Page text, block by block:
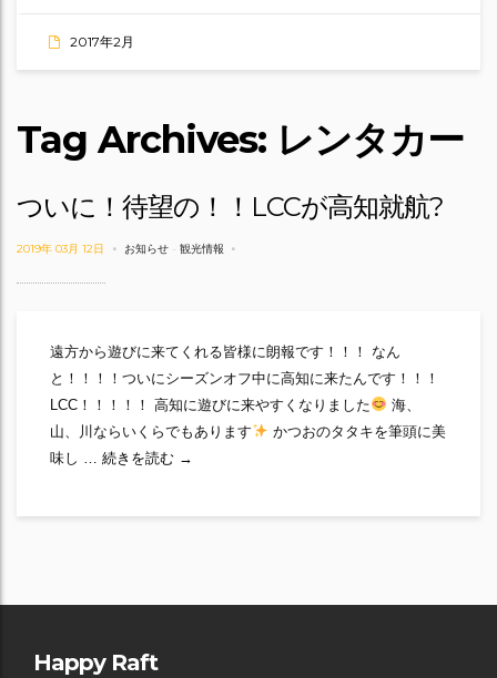
2017年2月
Tag Archives: レンタカー
ついに！待望の！！LCCが高知就航?
2019年 03月 12日 お知らせ - 観光情報
遠方から遊びに来てくれる皆様に朗報です！！！ なん
と！！！！ついにシーズンオフ中に高知に来たんです！！！
LCC！！！！！ 高知に遊びに来やすくなりました
海、
山、川ならいくらでもあります
かつおのタタキを筆頭に美
味し … 続きを読む ついに！待望の！！LCCが高知就航?
→
Happy Raft